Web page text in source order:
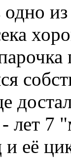
лет 7
и её